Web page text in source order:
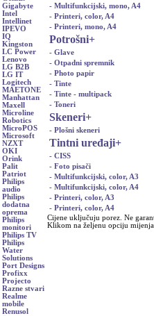
Gigabyte
Intel
Intellinet
IPEVO
IQ
Kingston
LC Power
Lenovo
LG B2B
LG IT
Logitech
MAETONE
Manhattan
Maxell
Microline
Robotics
MicroPOS
Microsoft
NZXT
OKI
Orink
Palit
Patriot
Philips
audio
Philips
dodatna
oprema
Philips
monitori
Philips TV
Philips
Water
Solutions
Port Designs
Profixx
Projecto
Razne stvari
Realme
mobile
Renusol
- Multifunkcijski, mono, A4
- Printeri, color, A4
- Printeri, mono, A4
Potrošni+
- Glave
- Otpadni spremnik
- Photo papir
- Tinte
- Tinte - multipack
- Toneri
Skeneri+
- Plošni skeneri
Tintni uređaji+
- CISS
- Foto pisači
- Multifunkcijski, color, A3
- Multifunkcijski, color, A4
- Printeri, color, A3
- Printeri, color, A4
Cijene uključuju porez. Ne
Klikom na željenu opciju